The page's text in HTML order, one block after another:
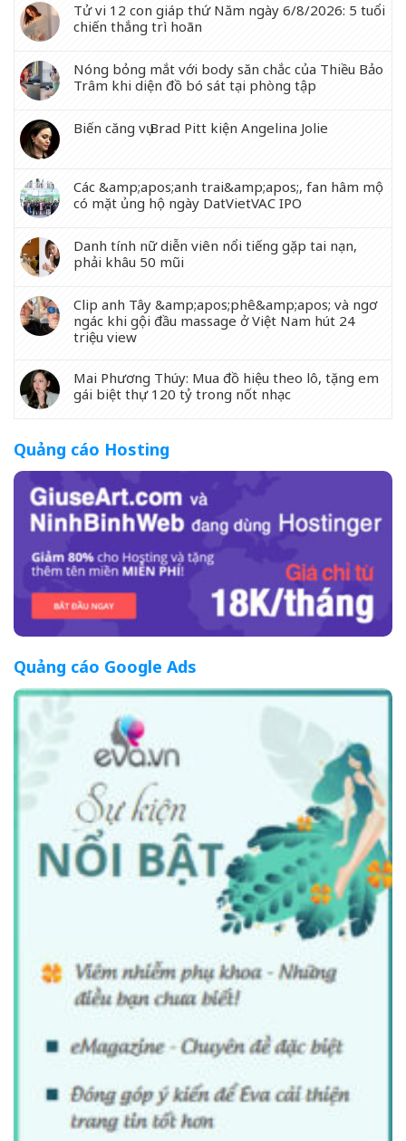
Tử vi 12 con giáp thứ Năm ngày 6/8/2026: 5 tuổi
chiến thắng trì hoãn
Nóng bỏng mắt với body săn chắc của Thiều Bảo
Trâm khi diện đồ bó sát tại phòng tập
Biến căng vụ Brad Pitt kiện Angelina Jolie
Các &amp;apos;anh trai&amp;apos;, fan hâm mộ
có mặt ủng hộ ngày DatVietVAC IPO
Danh tính nữ diễn viên nổi tiếng gặp tai nạn,
phải khâu 50 mũi
Clip anh Tây &amp;apos;phê&amp;apos; và ngơ
ngác khi gội đầu massage ở Việt Nam hút 24
triệu view
Mai Phương Thúy: Mua đồ hiệu theo lô, tặng em
gái biệt thự 120 tỷ trong nốt nhạc
Quảng cáo Hosting
Quảng cáo Google Ads